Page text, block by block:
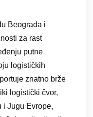
Beograda i
za rast
putne
logističkih
znatno brže
logistički čvor,
i Jugu Evrope,